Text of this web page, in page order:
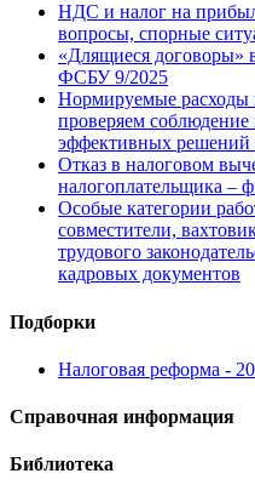
НДС и налог на
вопросы, спорные
«Длящиеся договоры»
ФСБУ 9/2025
Нормируемые расходы
проверяем
эффективных решений
Отказ в налоговом
налогоплательщика –
Особые категории
совместители,
трудового
кадровых документов
Подборки
Налоговая реформа -
Справочная информация
Библиотека